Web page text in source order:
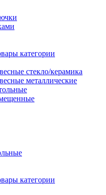
категории
стекло/керамика
металлические
категории